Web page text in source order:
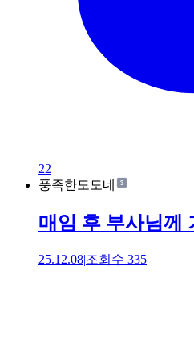
22
풍족한도도네
매임 후 부사님께
25.12.08|조회수 335